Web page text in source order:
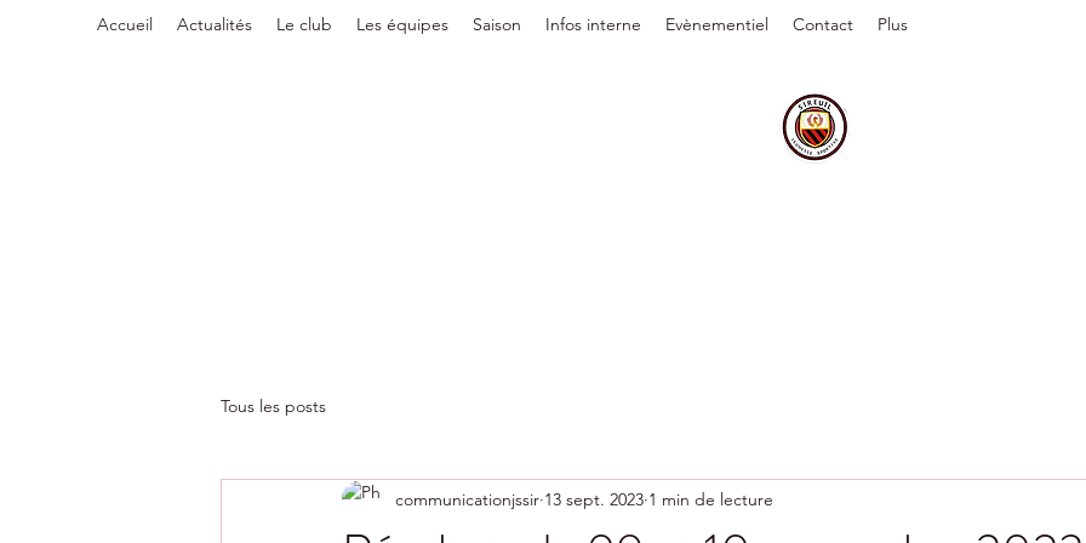
Accueil Actualités Le club Les équipes Saison Infos interne Evènementiel Contact Plus
Tous les posts
communicationjssir 13 sept. 2023 1 min de lecture